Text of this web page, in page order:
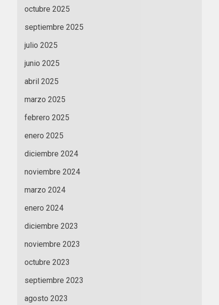
octubre 2025
septiembre 2025
julio 2025
junio 2025
abril 2025
marzo 2025
febrero 2025
enero 2025
diciembre 2024
noviembre 2024
marzo 2024
enero 2024
diciembre 2023
noviembre 2023
octubre 2023
septiembre 2023
agosto 2023